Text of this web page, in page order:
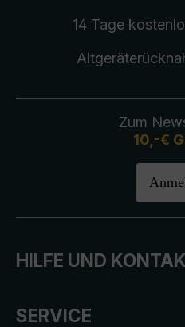
14 Tage
Zum
10,-€
HILFE UND
SERVICE